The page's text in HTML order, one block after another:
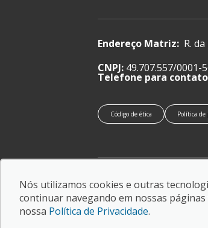
Endereço Matriz: R.
CNPJ: 49.707.557/0001-
Telefone para
Código de ética Política de
© Copyright 2026-AutoForce -
reservados.
Confira a nossaPolítica de
Nós utilizamos cookies e outras
continuar navegando em nossas
nossa Política de Privacidade.